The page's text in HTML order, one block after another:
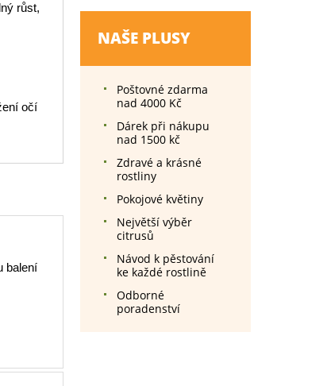
růst,
očí
balení
NAŠE PLUSY
Poštovné zdarma
nad 4000 Kč
Dárek při nákupu
nad 1500 kč
Zdravé a krásné
rostliny
Pokojové květiny
Největší výběr
citrusů
Návod k pěstování
ke každé rostlině
Odborné
poradenství